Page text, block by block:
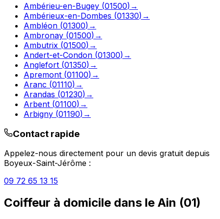
Ambérieu-en-Bugey (01500) →
Ambérieux-en-Dombes (01330) →
Ambléon (01300) →
Ambronay (01500) →
Ambutrix (01500) →
Andert-et-Condon (01300) →
Anglefort (01350) →
Apremont (01100) →
Aranc (01110) →
Arandas (01230) →
Arbent (01100) →
Arbigny (01190) →
Contact rapide
Appelez-nous directement pour un devis gratuit depuis
Boyeux-Saint-Jérôme :
09 72 65 13 15
Coiffeur à domicile dans le Ain (01)